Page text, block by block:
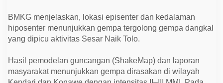
s
a
h
i
g
a
K
BMKG menjelaskan, lokasi episenter dan kedalaman
hiposenter menunjukkan gempa tergolong gempa dangkal
yang dipicu aktivitas Sesar Naik Tolo.
Hasil pemodelan guncangan (ShakeMap) dan laporan
masyarakat menunjukkan gempa dirasakan di wilayah